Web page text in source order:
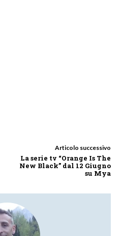
Articolo successivo
La serie tv “Orange Is The
New Black” dal 12 Giugno
su Mya